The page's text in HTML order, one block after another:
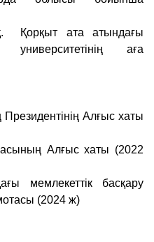
Қорқыт ата атындағы
университетінің аға
Алғыс хаты
Алғыс хаты (2022
мемлекеттік басқару
(2024 ж)